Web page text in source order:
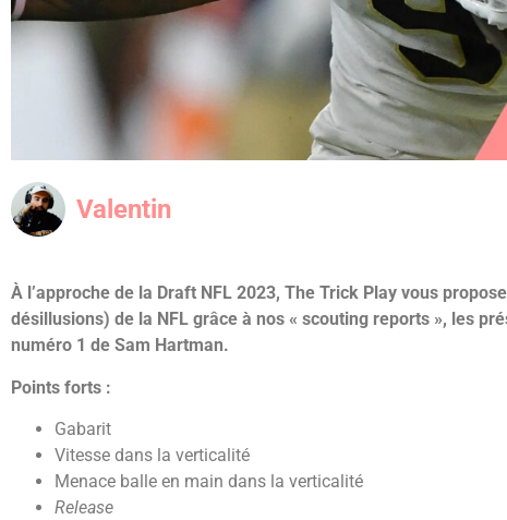
Valentin
À l’approche de la Draft NFL 2023, The Trick Play vous
désillusions) de la NFL grâce à nos « scouting reports », les
numéro 1 de Sam Hartman.
Points forts :
Gabarit
Vitesse dans la verticalité
Menace balle en main dans la verticalité
Release